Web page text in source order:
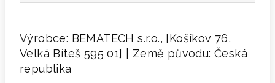
Výrobce: BEMATECH s.r.o., [Košíkov 76,
Velká Bíteš 595 01] | Země původu: Česká
republika